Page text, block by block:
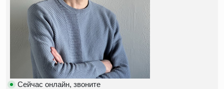
Сейчас онлайн, звоните